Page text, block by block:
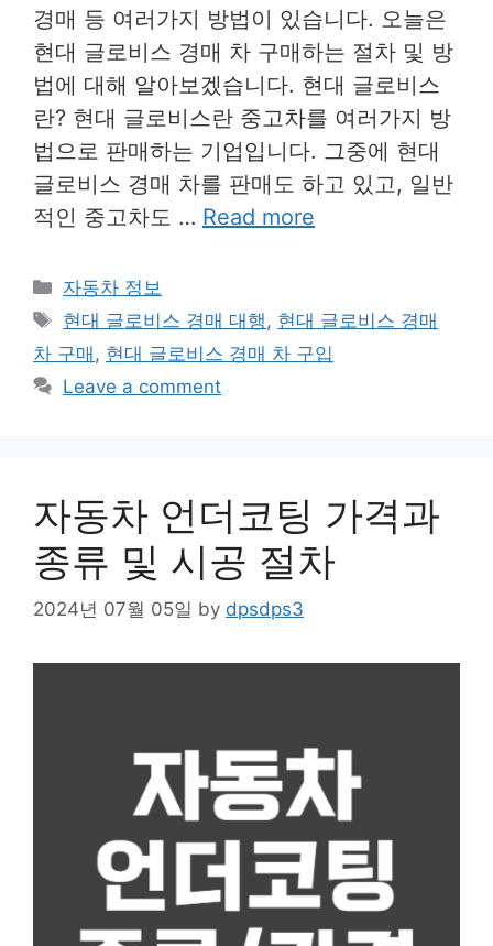
경매 등 여러가지 방법이 있습니다. 오늘은
현대 글로비스 경매 차 구매하는 절차 및 방
법에 대해 알아보겠습니다. 현대 글로비스
란? 현대 글로비스란 중고차를 여러가지 방
법으로 판매하는 기업입니다. 그중에 현대
글로비스 경매 차를 판매도 하고 있고, 일반
적인 중고차도 … Read more
Categories
자동차 정보
Tags
현대 글로비스 경매 대행 , 현대 글로비스 경매
차 구매 , 현대 글로비스 경매 차 구입
Leave a comment
자동차 언더코팅 가격과
종류 및 시공 절차
2024년 07월 05일 by dpsdps3